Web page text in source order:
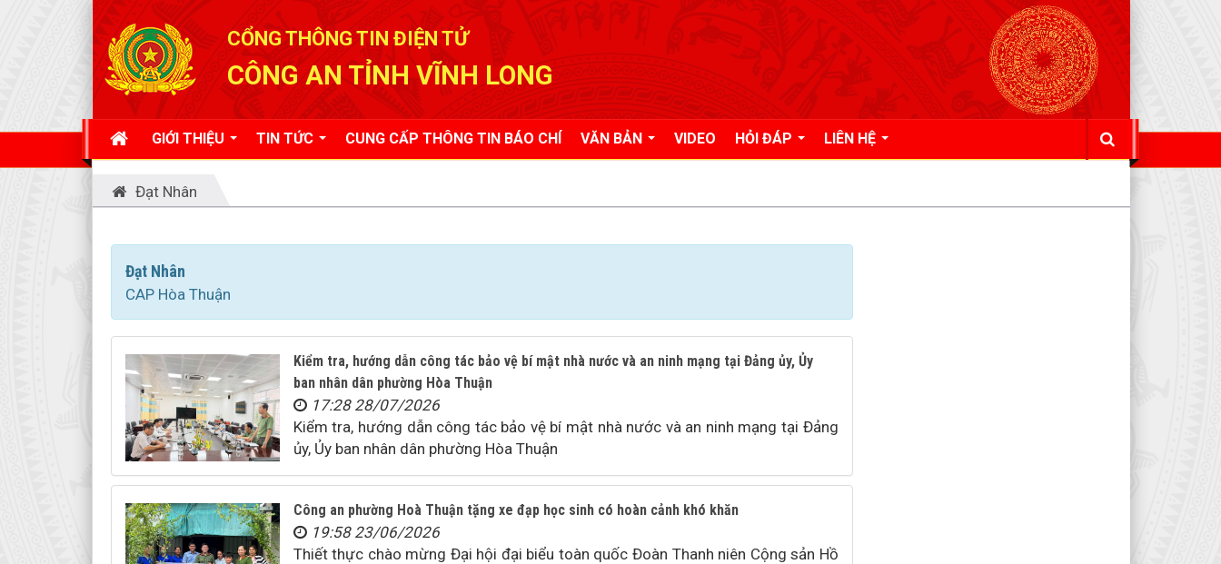
CỔNG THÔNG TIN ĐIỆN TỬ
CÔNG AN TỈNH VĨNH LONG
GIỚI THIỆU TIN TỨC CUNG CẤP THÔNG TIN BÁO CHÍ VĂN BẢN VIDEO HỎI ĐÁP LIÊN HỆ
Đạt Nhân
Đạt Nhân
CAP Hòa Thuận
Kiểm tra, hướng dẫn công tác bảo vệ bí mật nhà nước và an ninh mạng tại Đảng ủy, Ủy
ban nhân dân phường Hòa Thuận
17:28 28/07/2026
Kiểm tra, hướng dẫn công tác bảo vệ bí mật nhà nước và an ninh mạng tại Đảng
ủy, Ủy ban nhân dân phường Hòa Thuận
Công an phường Hoà Thuận tặng xe đạp học sinh có hoàn cảnh khó khăn
19:58 23/06/2026
Thiết thực chào mừng Đại hội đại biểu toàn quốc Đoàn Thanh niên Cộng sản Hồ